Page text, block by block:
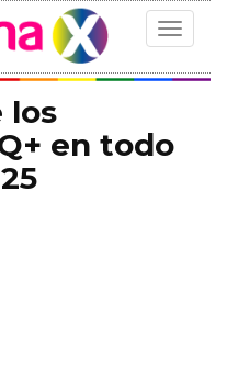
Toggle
los
en todo